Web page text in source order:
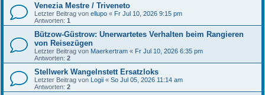
Venezia Mestre / Triveneto
Letzter Beitrag von ellupo « Fr Jul 10, 2026 9:15 pm
Antworten: 1
Bützow-Güstrow: Unerwartetes Verhalten beim Rangieren
von Reisezügen
Letzter Beitrag von Maerkertram « Fr Jul 10, 2026 6:35 pm
Antworten: 2
Stellwerk Wangelnstett Ersatzloks
Letzter Beitrag von Logii « So Jul 05, 2026 11:14 am
Antworten: 2